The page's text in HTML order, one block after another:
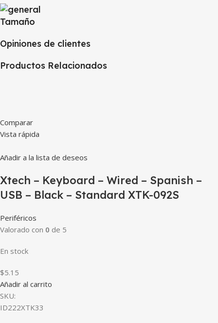
Tamaño
Opiniones de clientes
Productos Relacionados
Comparar
Vista rápida
Añadir a la lista de deseos
Xtech – Keyboard – Wired – Spanish –
USB – Black – Standard XTK-092S
Periféricos
Valorado con 0 de 5
En stock
$5.15
Añadir al carrito
SKU:
ID222XTK33